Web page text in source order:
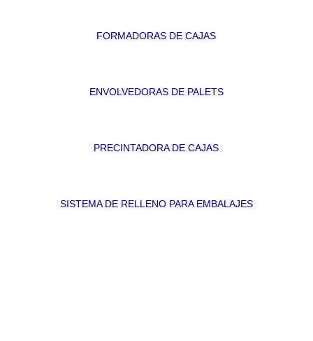
FORMADORAS DE CAJAS
ENVOLVEDORAS DE PALETS
PRECINTADORA DE CAJAS
SISTEMA DE RELLENO PARA EMBALAJES